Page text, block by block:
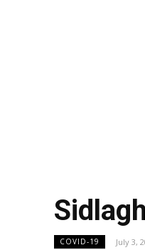
COVID-19 July 3,